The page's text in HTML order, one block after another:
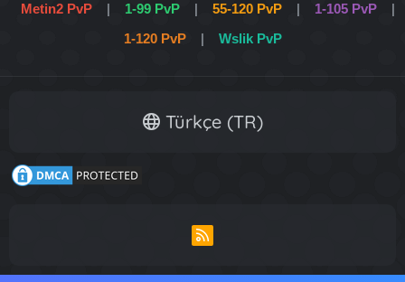
[XGT] Forum statistics system- XenGenTr
Metin2 PvP | 1-99 PvP | 55-120 PvP | 1-105 PvP
|
1-120 PvP
| Wslik PvP
Türkçe (TR)
R
S